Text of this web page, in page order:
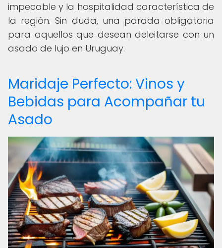
impecable y la hospitalidad característica de
la región. Sin duda, una parada obligatoria
para aquellos que desean deleitarse con un
asado de lujo en Uruguay.
Maridaje Perfecto: Vinos y
Bebidas para Acompañar tu
Asado